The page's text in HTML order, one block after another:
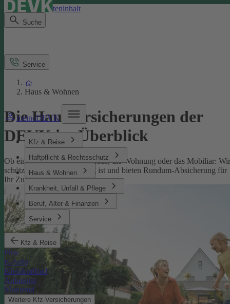
Direkt zum Seiteninhalt
Suche
meineDEVK
Kfz & Reise
Haftpflicht & Rechtsschutz
Haus & Wohnen
Krankheit, Unfall & Pflege
Beruf, Alter & Finanzen
Service
Kfz & Reise
Pkw
E-Auto
Kleinkraftrad
Anhänger
Motorrad
Weitere Kfz-Versicherungen
Service
Haus & Wohnen
Die Hausversicherungen der
DEVK im Überblick
Ob eine Versicherung fürs Haus, die Wohnung oder das Mobiliar: Wir
schützen, was Ihnen wichtig ist und bieten Rundum-Absicherung für
Ihr Zuhause.